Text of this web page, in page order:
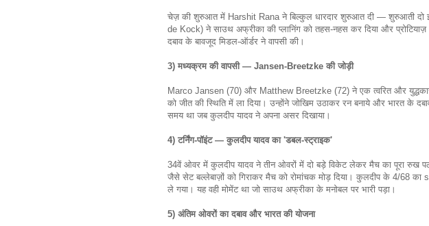
चेज़ की शुरुआत में Harshit Rana ने बिल्कुल धारदार शुरुआत दी — शुरुआती
de Kock) ने साउथ अफ्रीका की प्लानिंग को तहस-नहस कर दिया और
दबाव के बावजूद मिडल-ऑर्डर ने वापसी की।
3) मध्यक्रम की वापसी — Jansen-Breetzke की जोड़ी
Marco Jansen (70) और Matthew Breetzke (72) ने एक त्वरित और
को जीत की स्थिति में ला दिया। उन्होंने जोखिम उठाकर रन बनाये और भारत के
समय था जब कुलदीप यादव ने अपना असर दिखाया।
4) टर्निंग-पॉइंट — कुलदीप यादव का 'डबल-स्ट्राइक'
34वें ओवर में कुलदीप यादव ने तीन ओवरों में दो बड़े विकेट लेकर मैच का पूरा
जैसे सेट बल्लेबाज़ों को गिराकर मैच को रोमांचक मोड़ दिया। कुलदीप के 4/68 का
ले गया। यह वही मोमेंट था जो साउथ अफ्रीका के मनोबल पर भारी पड़ा।
5) अंतिम ओवरों का दबाव और भारत की योजना